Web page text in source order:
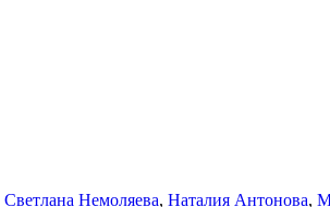
Светлана Немоляева, Наталия Антонова,